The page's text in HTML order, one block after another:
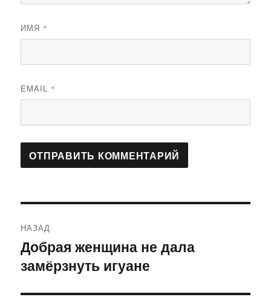
ИМЯ *
EMAIL *
по
записям
НАЗАД
Предыдущая
запись:
Добрая женщина не дала
замёрзнуть игуане